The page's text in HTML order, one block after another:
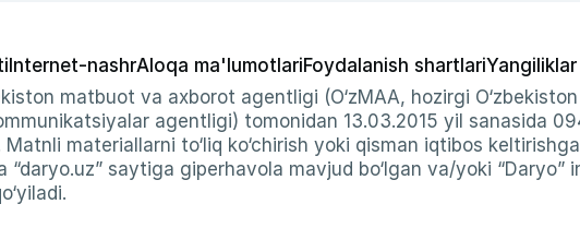
Internet-nashrAloqa ma'lumotlariFoydalanish shartlari
matbuot va axborot agentligi (O‘zMAA, hozirgi
agentligi) tomonidan 13.03.2015 yil sanasida
materiallarni to‘liq ko‘chirish yoki qisman iqtibos
saytiga giperhavola mavjud bo‘lgan va/yoki